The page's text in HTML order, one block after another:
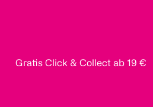
Gratis Click & Collect ab 19 €